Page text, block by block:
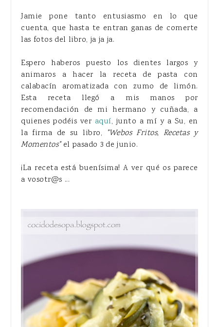
Jamie pone tanto entusiasmo en lo que
cuenta, que hasta te entran ganas de comerte
las fotos del libro, ja ja ja.
Espero haberos puesto los dientes largos y
animaros a hacer la receta de pasta con
calabacín aromatizada con zumo de limón.
Esta receta llegó a mis manos por
recomendación de mi hermano y cuñada, a
quienes podéis ver aquí, junto a mí y a Su, en
la firma de su libro, "Webos Fritos, Recetas y
Momentos"el pasado 3 de junio.
¡La receta está buenísima! A ver qué os parece
a vosotr@s ...